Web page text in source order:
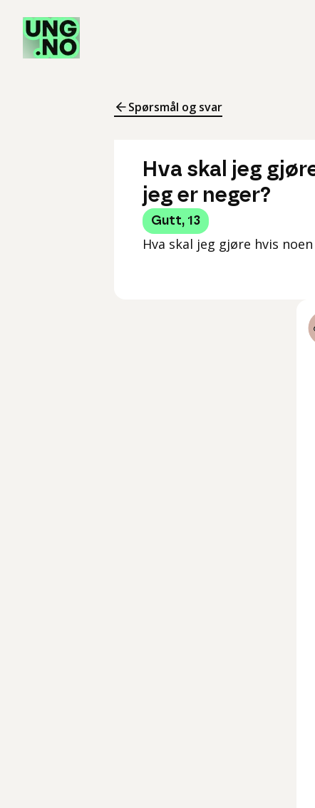
Spørsmål og svar
Hva skal jeg
jeg er neger?
Gutt, 13
Hva skal jeg gjøre hvis